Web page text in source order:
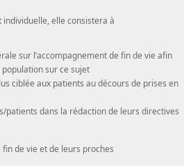
individuelle, elle consistera à
sur l’accompagnement de fin de vie afin
sur ce sujet
ciblée aux patients au décours de prises en
patients dans la rédaction de leurs directives
de vie et de leurs proches